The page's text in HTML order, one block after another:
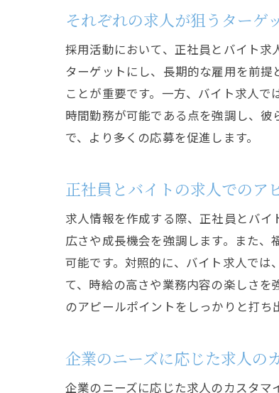
それぞれの求人が狙うターゲ
採用活動において、正社員とバイト
ターゲットにし、長期的な雇用を前
ことが重要です。一方、バイト求人
時間勤務が可能である点を強調し、
で、より多くの応募を促進します。
正社員とバイトの求人でのア
求人情報を作成する際、正社員とバ
広さや成長機会を強調します。また
可能です。対照的に、バイト求人で
て、時給の高さや業務内容の楽しさ
のアピールポイントをしっかりと打ち
企業のニーズに応じた求人の
企業のニーズに応じた求人のカスタ